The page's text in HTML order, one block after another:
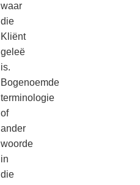
waar
die
Kliënt
geleë
is.
Bogenoemde
terminologie
of
ander
woorde
in
die